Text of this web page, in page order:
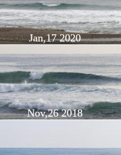
Jan,17 2020
Nov,26 2018